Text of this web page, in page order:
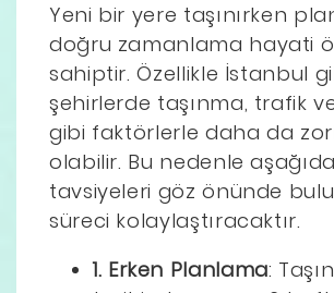
Yeni bir yere taşınırken
doğru zamanlama hayati
sahiptir. Özellikle İstanbul
şehirlerde taşınma, trafik
gibi faktörlerle daha da
olabilir. Bu nedenle
tavsiyeleri göz önünde
süreci kolaylaştıracaktır.
1. Erken Planlama: